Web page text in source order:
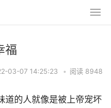
福
03-07 14:25:23 • 阅读 8948
道的人就像是被上帝宠坏